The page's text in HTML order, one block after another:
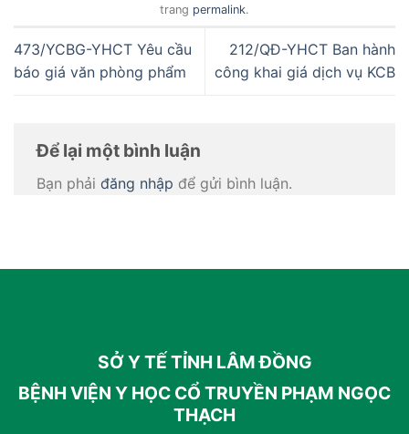
trang permalink.
473/YCBG-YHCT Yêu cầu
báo giá văn phòng phẩm
212/QĐ-YHCT Ban hành
công khai giá dịch vụ KCB
Để lại một bình luận
Bạn phải đăng nhập để gửi bình luận.
SỞ Y TẾ TỈNH LÂM ĐỒNG
BỆNH VIỆN Y HỌC CỔ TRUYỀN PHẠM NGỌC
THẠCH